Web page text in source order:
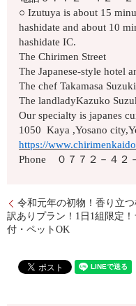
○ Izutuya is about 15
hashidate and about 10
hashidate IC.
The Chirimen Street
The Japanese-style hotel
The chef Takamasa Suzuki
The landladyKazuko
Our specialty is japanes
1050 Kaya ,Yosano
https://
Phone ０７７２－４２
令和元年の初物！香り立
訳ありプラン！1日1組限定
付・ペットOK